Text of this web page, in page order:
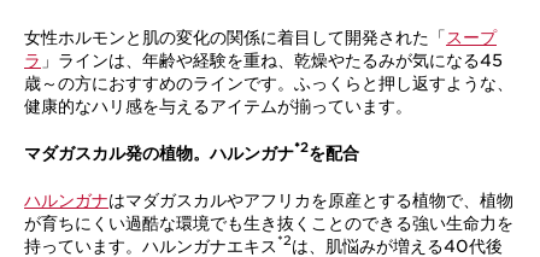
女性ホルモンと肌の変化の関係に着目して開発された「 スープ
ラ 」ラインは、年齢や経験を重ね、乾燥やたるみが気になる45
歳～の方におすすめのラインです。ふっくらと押し返すような、
健康的なハリ感を与えるアイテムが揃っています。
マダガスカル発の植物。ハルンガナ*2を配合
ハルンガナはマダガスカルやアフリカを原産とする植物で、植物
が育ちにくい過酷な環境でも生き抜くことのできる強い生命力を
持っています。ハルンガナエキス *2は、肌悩みが増える40代後